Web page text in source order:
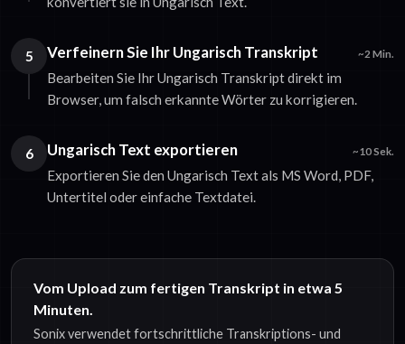
5 Verfeinern Sie Ihr Ungarisch Transkript ~2 Min.
Bearbeiten Sie Ihr Ungarisch Transkript direkt im
Browser, um falsch erkannte Wörter zu korrigieren.
6 Ungarisch Text exportieren ~10 Sek.
Exportieren Sie den Ungarisch Text als MS Word, PDF,
Untertitel oder einfache Textdatei.
Vom Upload zum fertigen Transkript in etwa 5
Minuten.
Sonix verwendet fortschrittliche Transkriptions- und